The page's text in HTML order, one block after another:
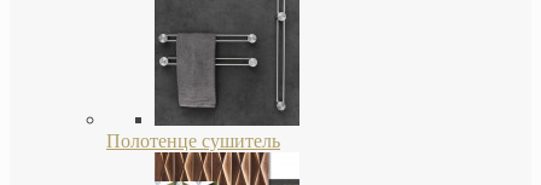
Полотенце сушитель